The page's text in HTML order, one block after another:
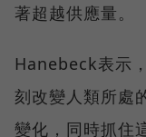
著超越供應量。
Hanebeck表示
刻改變人類所處
變化，同時抓住